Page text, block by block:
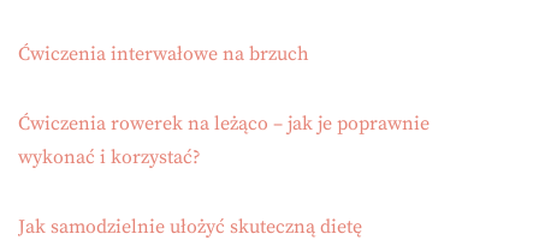
Ćwiczenia interwałowe na brzuch
Ćwiczenia rowerek na leżąco – jak je poprawnie
wykonać i korzystać?
Jak samodzielnie ułożyć skuteczną dietę